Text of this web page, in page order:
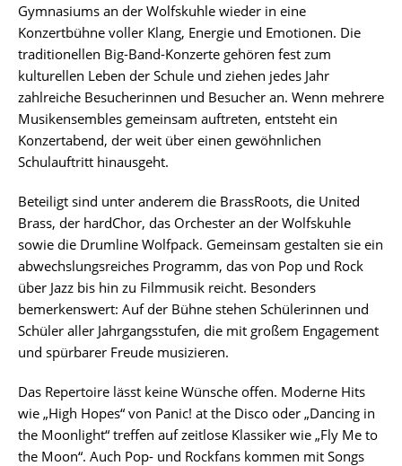
Gymnasiums an der Wolfskuhle wieder in eine
Konzertbühne voller Klang, Energie und Emotionen. Die
traditionellen Big-Band-Konzerte gehören fest zum
kulturellen Leben der Schule und ziehen jedes Jahr
zahlreiche Besucherinnen und Besucher an. Wenn mehrere
Musikensembles gemeinsam auftreten, entsteht ein
Konzertabend, der weit über einen gewöhnlichen
Schulauftritt hinausgeht.
Beteiligt sind unter anderem die BrassRoots, die United
Brass, der hardChor, das Orchester an der Wolfskuhle
sowie die Drumline Wolfpack. Gemeinsam gestalten sie ein
abwechslungsreiches Programm, das von Pop und Rock
über Jazz bis hin zu Filmmusik reicht. Besonders
bemerkenswert: Auf der Bühne stehen Schülerinnen und
Schüler aller Jahrgangsstufen, die mit großem Engagement
und spürbarer Freude musizieren.
Das Repertoire lässt keine Wünsche offen. Moderne Hits
wie „High Hopes“ von Panic! at the Disco oder „Dancing in
the Moonlight“ treffen auf zeitlose Klassiker wie „Fly Me to
the Moon“. Auch Pop- und Rockfans kommen mit Songs